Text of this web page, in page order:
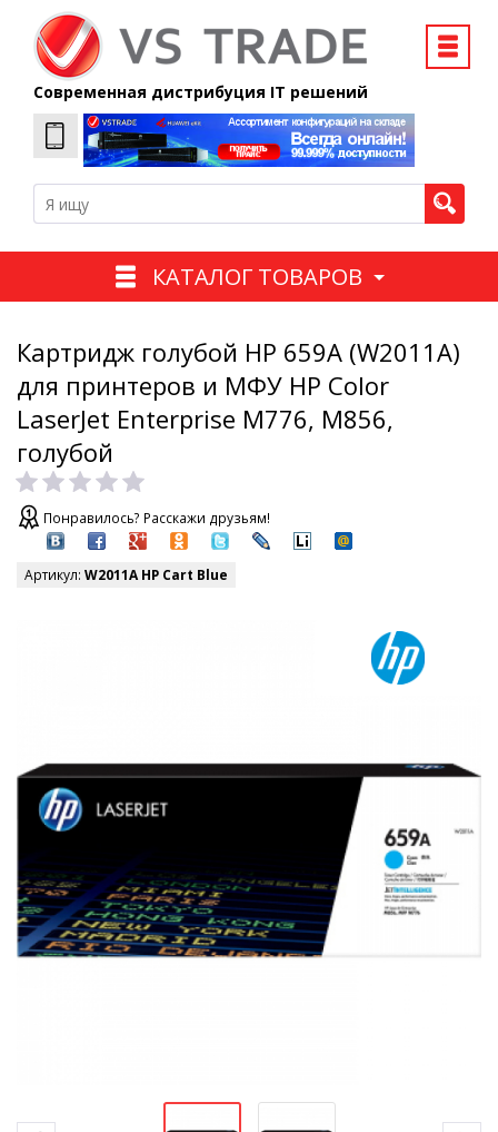
Современная дистрибуция IT решений
КАТАЛОГ ТОВАРОВ
Картридж голубой HP 659A (W2011A)
для принтеров и МФУ HP Color
LaserJet Enterprise M776, M856,
голубой
Понравилось? Расскажи друзьям!
Артикул: W2011A HP Cart Blue